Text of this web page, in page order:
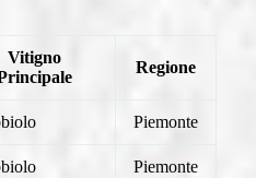
Vitigno
Regione
Piemonte
Piemonte